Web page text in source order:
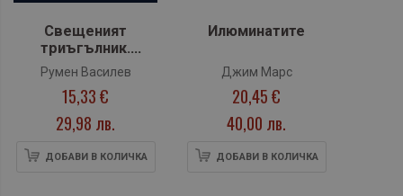
Свещеният
триъгълник.
Българската следа
в историята на
оперативното
масонство
Румен Василев
15,33 €
29,98 лв.
ДОБАВИ В КОЛИЧКА
Илюминатите
Джим Марс
20,45 €
40,00 лв.
ДОБАВИ В КОЛИЧКА